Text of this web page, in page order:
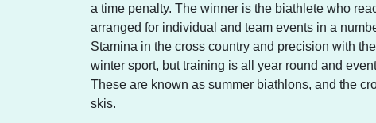
a time penalty. The winner is the biathlete who
arranged for individual and team events in a
Stamina in the cross country and precision with
winter sport, but training is all year round and
These are known as summer biathlons, and the
skis.